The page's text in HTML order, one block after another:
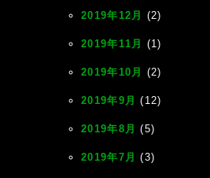
2019年12月 (2)
2019年11月 (1)
2019年10月 (2)
2019年9月 (12)
2019年8月 (5)
2019年7月 (3)